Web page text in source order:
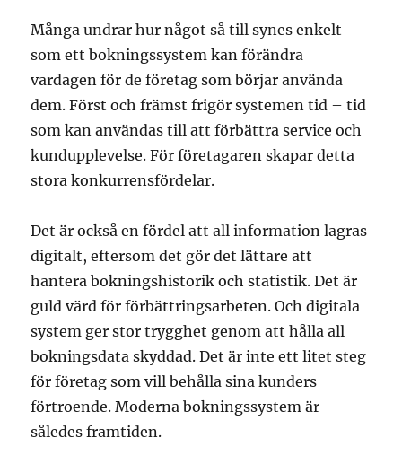
Många undrar hur något så till synes enkelt
som ett bokningssystem kan förändra
vardagen för de företag som börjar använda
dem. Först och främst frigör systemen tid – tid
som kan användas till att förbättra service och
kundupplevelse. För företagaren skapar detta
stora konkurrensfördelar.
Det är också en fördel att all information lagras
digitalt, eftersom det gör det lättare att
hantera bokningshistorik och statistik. Det är
guld värd för förbättringsarbeten. Och digitala
system ger stor trygghet genom att hålla all
bokningsdata skyddad. Det är inte ett litet steg
för företag som vill behålla sina kunders
förtroende. Moderna bokningssystem är
således framtiden.